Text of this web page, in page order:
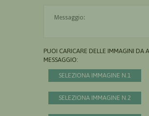
PUOI CARICARE DELLE IMMAGINI DA
MESSAGGIO:
SELEZIONA IMMAGINE N.1
SELEZIONA IMMAGINE N.2